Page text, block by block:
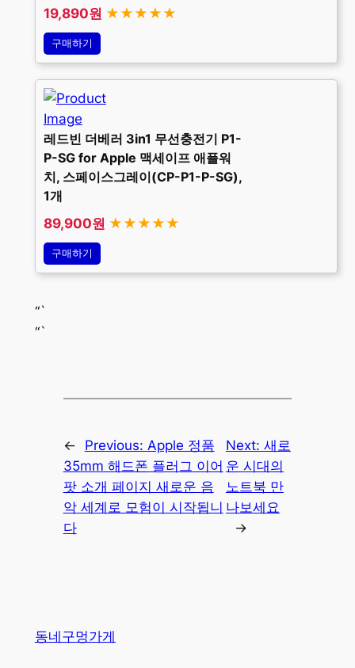
19,890원 ★★★★★
구매하기
레드빈 더베러 3in1 무선충전기 P1-
P-SG for Apple 맥세이프 애플워
치, 스페이스그레이(CP-P1-P-SG),
1개
89,900원 ★★★★★
구매하기
“`
“`
← Previous: Apple 정품
35mm 해드폰 플러그 이어
팟 소개 페이지 새로운 음
악 세계로 모험이 시작됩니
다
Next: 새로
운 시대의
노트북 만
나보세요
→
동네구멍가게